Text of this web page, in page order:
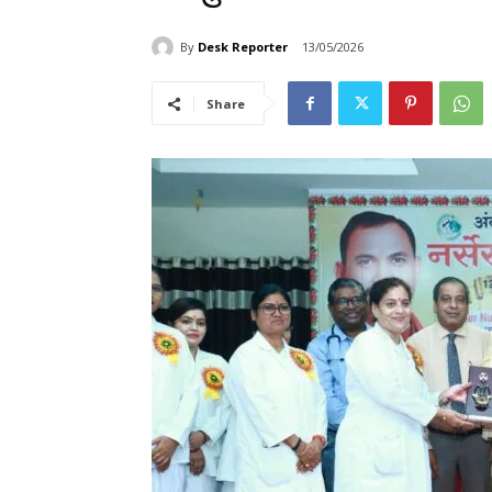
By Desk Reporter 13/05/2026
Share